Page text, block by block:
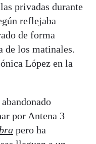
privadas durante
reflejaba
de forma
de los matinales.
López en la
por Antena 3
pero ha